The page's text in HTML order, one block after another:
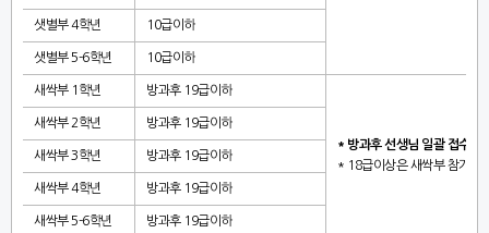
샛별부4학년 10급이하
샛별부 5-6학년 10급이하
새싹부 1 학년 방과후 19급이하
* 방과후 선생님 일괄 접수
* 18급이상은 새싹부 참가 불
새싹부 2학년 방과후 19급이하
새싹부 3학년 방과후 19급이하
새싹부4학년 방과후 19급이하
새싹부 5-6학년 방과후 19급이하